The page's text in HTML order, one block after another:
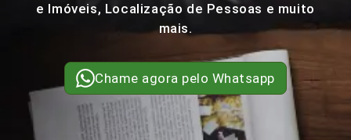
e Imóveis, Localização de Pessoas e muito
mais.
Chame agora pelo Whatsapp